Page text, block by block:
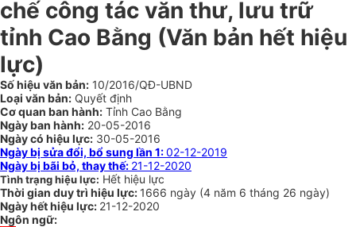
chế công tác văn thư, lưu trữ
tỉnh Cao Bằng (Văn bản hết hiệu
lực)
Số hiệu văn bản: 10/2016/QĐ-UBND
Loại văn bản: Quyết định
Cơ quan ban hành: Tỉnh Cao Bằng
Ngày ban hành: 20-05-2016
Ngày có hiệu lực: 30-05-2016
Ngày bị sửa đổi, bổ sung lần 1:02-12-2019
Ngày bị bãi bỏ, thay thế: 21-12-2020
Tình trạng hiệu lực: Hết hiệu lực
Thời gian duy trì hiệu lực: 1666 ngày (4 năm 6 tháng 26 ngày)
Ngày hết hiệu lực: 21-12-2020
Ngôn ngữ: